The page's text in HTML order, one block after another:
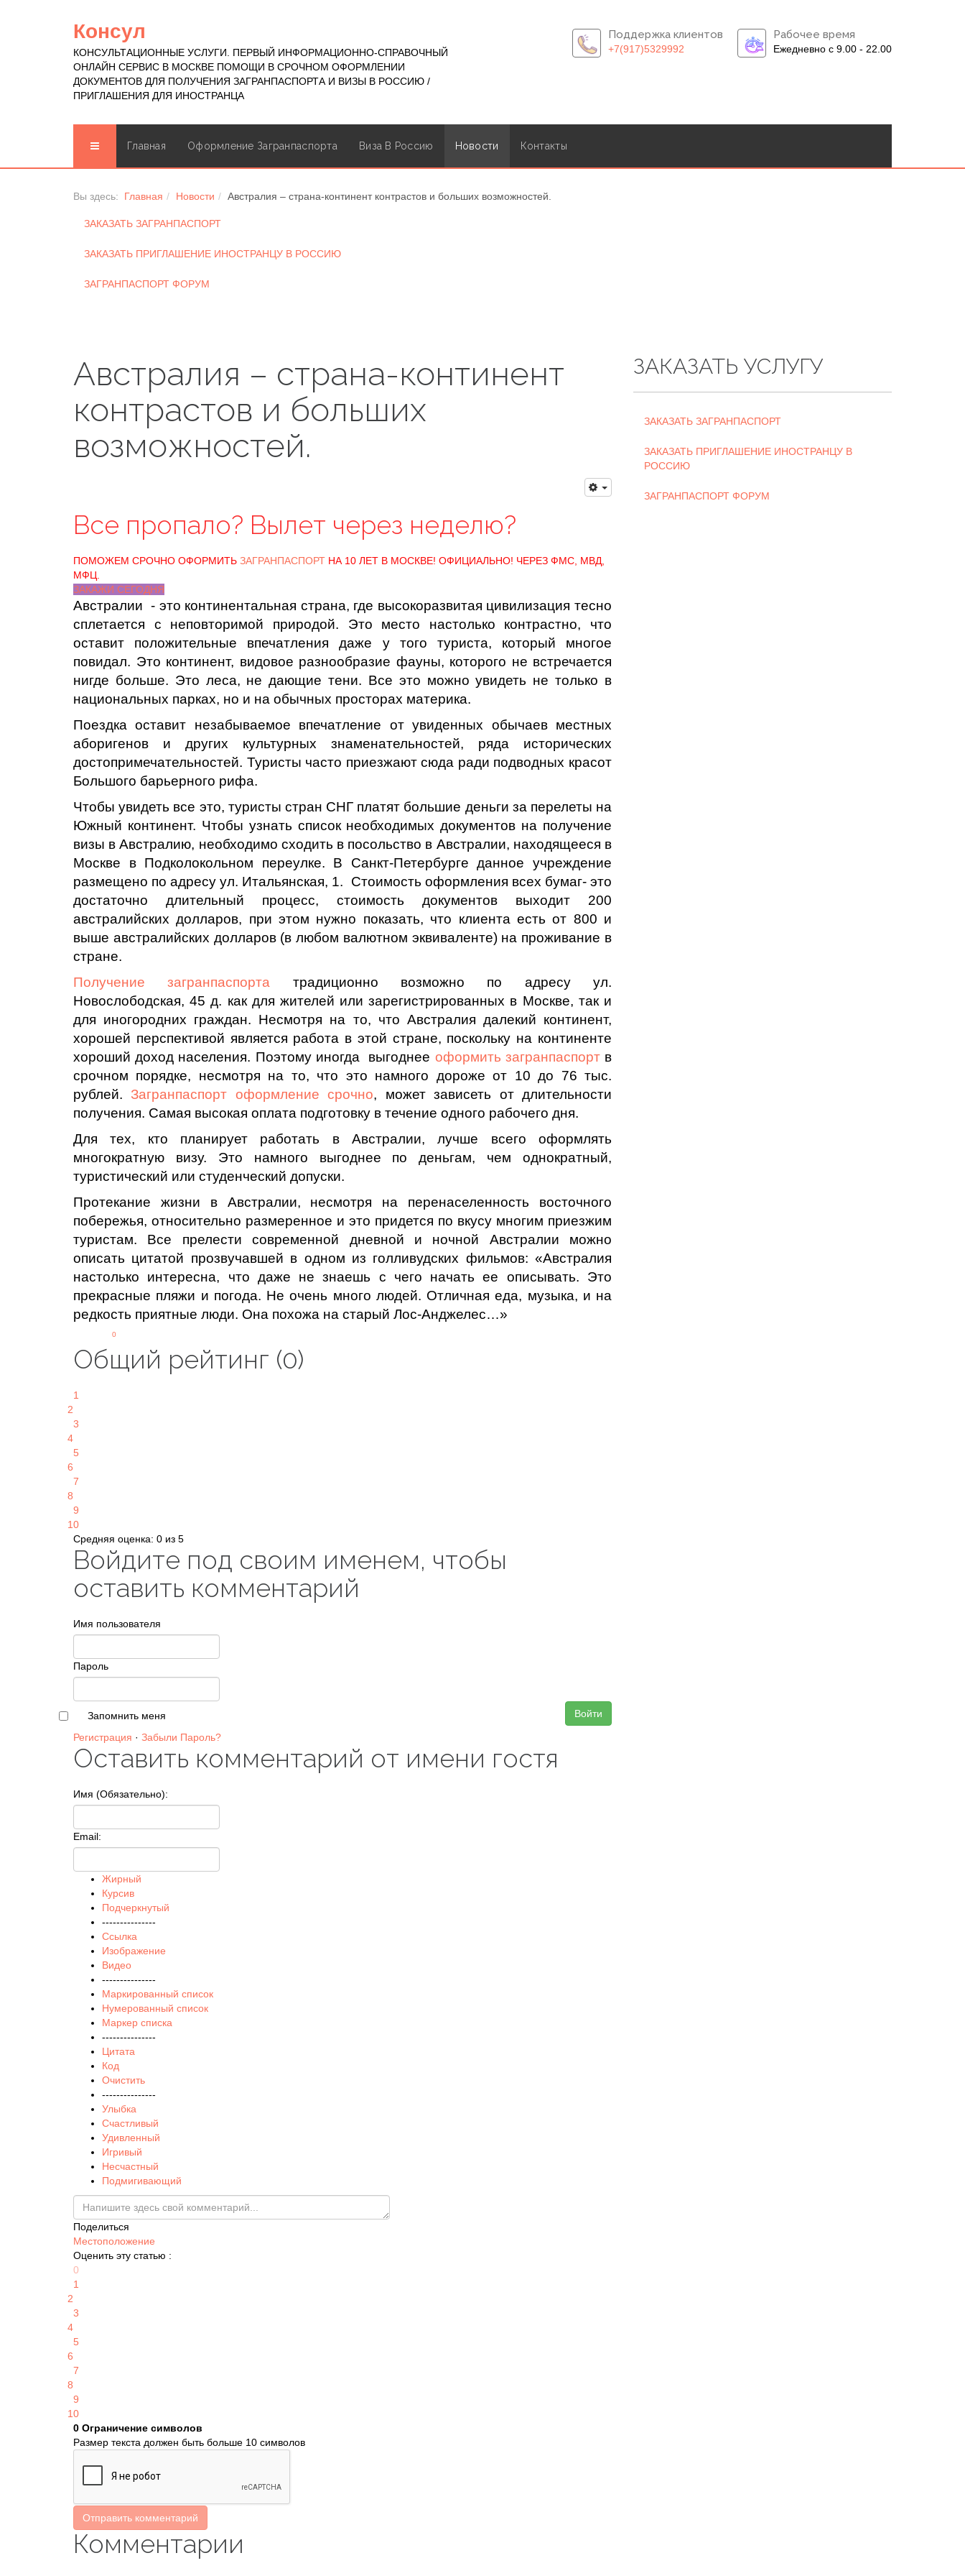
Консул
КОНСУЛЬТАЦИОННЫЕ УСЛУГИ. ПЕРВЫЙ ИНФОРМАЦИОННО-СПРАВОЧНЫЙ
ОНЛАЙН СЕРВИС В МОСКВЕ ПОМОЩИ В СРОЧНОМ ОФОРМЛЕНИИ
ДОКУМЕНТОВ ДЛЯ ПОЛУЧЕНИЯ ЗАГРАНПАСПОРТА И ВИЗЫ В РОССИЮ /
ПРИГЛАШЕНИЯ ДЛЯ ИНОСТРАНЦА
Поддержка клиентов
+7(917)5329992
Рабочее время
Ежедневно с 9.00 - 22.00
Главная Оформление Загранпаспорта Виза В Россию Новости Контакты
Вы здесь: Главная Новости Австралия – страна-континент контрастов и больших возможностей.
ЗАКАЗАТЬ ЗАГРАНПАСПОРТ
ЗАКАЗАТЬ ПРИГЛАШЕНИЕ ИНОСТРАНЦУ В РОССИЮ
ЗАГРАНПАСПОРТ ФОРУМ
Австралия – страна-континент
контрастов и больших
возможностей.
Все пропало? Вылет через неделю?
ПОМОЖЕМ СРОЧНО ОФОРМИТЬ ЗАГРАНПАСПОРТ НА 10 ЛЕТ В МОСКВЕ! ОФИЦИАЛЬНО! ЧЕРЕЗ ФМС, МВД,
МФЦ.
ЗАКАЖИ СЕГОДНЯ
Австралии - это континентальная страна, где высокоразвитая цивилизация тесно
сплетается с неповторимой природой. Это место настолько контрастно, что
оставит положительные впечатления даже у того туриста, который многое
повидал. Это континент, видовое разнообразие фауны, которого не встречается
нигде больше. Это леса, не дающие тени. Все это можно увидеть не только в
национальных парках, но и на обычных просторах материка.
Поездка оставит незабываемое впечатление от увиденных обычаев местных
аборигенов и других культурных знаменательностей, ряда исторических
достопримечательностей. Туристы часто приезжают сюда ради подводных красот
Большого барьерного рифа.
Чтобы увидеть все это, туристы стран СНГ платят большие деньги за перелеты на
Южный континент. Чтобы узнать список необходимых документов на получение
визы в Австралию, необходимо сходить в посольство в Австралии, находящееся в
Москве в Подколокольном переулке. В Санкт-Петербурге данное учреждение
размещено по адресу ул. Итальянская, 1. Стоимость оформления всех бумаг- это
достаточно длительный процесс, стоимость документов выходит 200
австралийских долларов, при этом нужно показать, что клиента есть от 800 и
выше австралийских долларов (в любом валютном эквиваленте) на проживание в
стране.
Получение загранпаспорта традиционно возможно по адресу ул.
Новослободская, 45 д. как для жителей или зарегистрированных в Москве, так и
для иногородних граждан. Несмотря на то, что Австралия далекий континент,
хорошей перспективой является работа в этой стране, поскольку на континенте
хороший доход населения. Поэтому иногда выгоднее оформить загранпаспортв
срочном порядке, несмотря на то, что это намного дороже от 10 до 76 тыс.
рублей. Загранпаспорт оформление срочно, может зависеть от длительности
получения. Самая высокая оплата подготовку в течение одного рабочего дня.
Для тех, кто планирует работать в Австралии, лучше всего оформлять
многократную визу. Это намного выгоднее по деньгам, чем однократный,
туристический или студенческий допуски.
Протекание жизни в Австралии, несмотря на перенаселенность восточного
побережья, относительно размеренное и это придется по вкусу многим приезжим
туристам. Все прелести современной дневной и ночной Австралии можно
описать цитатой прозвучавшей в одном из голливудских фильмов: «Австралия
настолько интересна, что даже не знаешь с чего начать ее описывать. Это
прекрасные пляжи и погода. Не очень много людей. Отличная еда, музыка, и на
редкость приятные люди. Она похожа на старый Лос-Анджелес…»
0
Общий рейтинг (0)
1
2
3
4
5
6
7
8
9
10
Средняя оценка: 0 из 5
Войдите под своим именем, чтобы
оставить комментарий
Имя пользователя
Пароль
Войти
Запомнить меня
Регистрация · Забыли Пароль?
Оставить комментарий от имени гостя
Имя (Обязательно):
Email:
Жирный
Курсив
Подчеркнутый
---------------
Ссылка
Изображение
Видео
---------------
Маркированный список
Нумерованный список
Маркер списка
---------------
Цитата
Код
Очистить
---------------
Улыбка
Счастливый
Удивленный
Игривый
Несчастный
Подмигивающий
Поделиться
Местоположение
Оценить эту статью :
0
1
2
3
4
5
6
7
8
9
10
0 Ограничение символов
Размер текста должен быть больше 10 символов
Отправить комментарий
Комментарии
ЗАКАЗАТЬ УСЛУГУ
ЗАКАЗАТЬ ЗАГРАНПАСПОРТ
ЗАКАЗАТЬ ПРИГЛАШЕНИЕ ИНОСТРАНЦУ В
РОССИЮ
ЗАГРАНПАСПОРТ ФОРУМ